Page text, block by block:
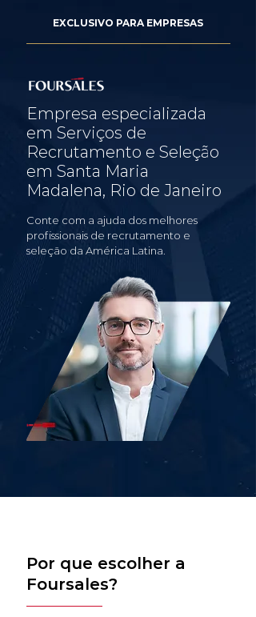
EXCLUSIVO PARA EMPRESAS
Empresa especializada
em Serviços de
Recrutamento e Seleção
em Santa Maria
Madalena, Rio de Janeiro
Conte com a ajuda dos melhores
profissionais de recrutamento e
seleção da América Latina.
Por que escolher a
Foursales?